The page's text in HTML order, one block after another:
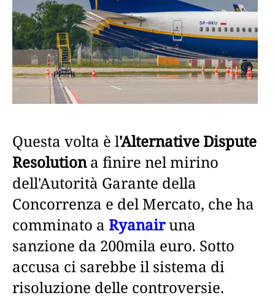
Questa volta è l'Alternative Dispute
Resolutiona finire nel mirino
dell'Autorità Garante della
Concorrenza e del Mercato, che ha
comminato a Ryanairuna
sanzione da 200mila euro. Sotto
accusa ci sarebbe il sistema di
risoluzione delle controversie.